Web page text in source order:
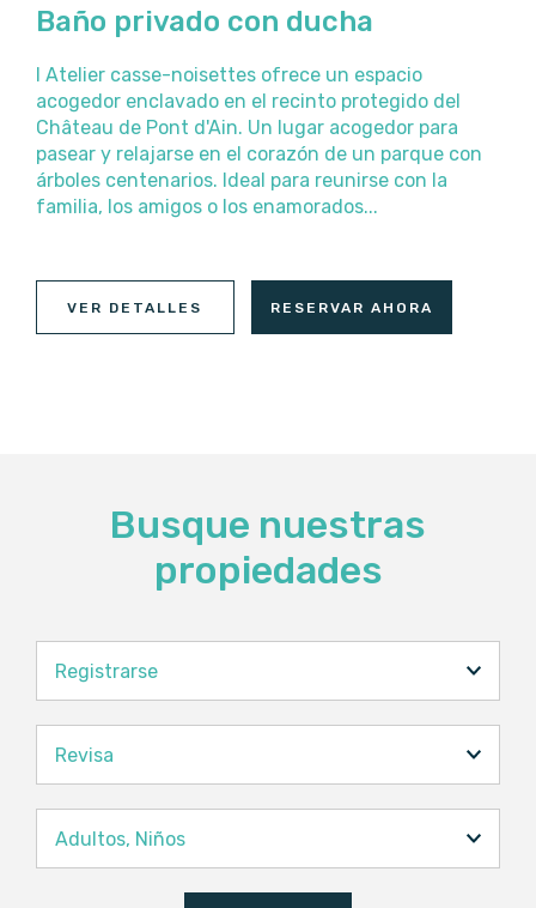
Baño privado con ducha
l Atelier casse-noisettes ofrece un espacio
acogedor enclavado en el recinto protegido del
Château de Pont d'Ain. Un lugar acogedor para
pasear y relajarse en el corazón de un parque con
árboles centenarios. Ideal para reunirse con la
familia, los amigos o los enamorados...
VER DETALLES RESERVAR AHORA
Busque nuestras
propiedades
Registrarse
Revisa
Adultos, Niños